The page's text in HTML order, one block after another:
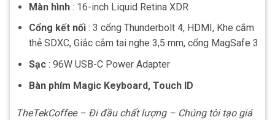
Màn hình: 16-inch Liquid Retina XDR
Cổng kết nối : 3 cổng Thunderbolt 4, HDMI, Khe cắm
thẻ SDXC, Giắc cắm tai nghe 3,5 mm, cổng MagSafe 3
Sạc : 96W USB-C Power Adapter
Bàn phím Magic Keyboard, Touch ID
TheTekCoffee – Đi đầu chất lượng – Chúng tôi tạo giá